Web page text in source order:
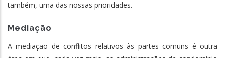
também, uma das nossas prioridades.
Mediação
A mediação de conflitos relativos às partes comuns é outra